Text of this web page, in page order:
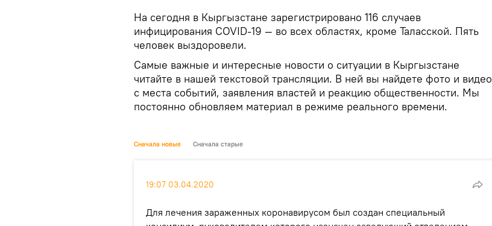
На сегодня в Кыргызстане зарегистрировано 116 случаев
инфицирования COVID-19 — во всех областях, кроме Таласской. Пять
человек выздоровели.
Самые важные и интересные новости о ситуации в Кыргызстане
читайте в нашей текстовой трансляции. В ней вы найдете фото и видео
с места событий, заявления властей и реакцию общественности. Мы
постоянно обновляем материал в режиме реального времени.
Сначала новые Сначала старые
19:07 03.04.2020
Для лечения зараженных коронавирусом был создан специальный